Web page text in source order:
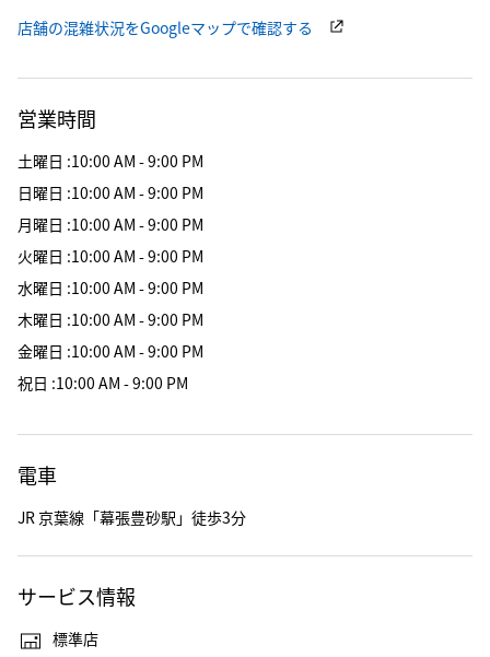
店舗の混雑状況をGoogleマップで確認する
営業時間
土曜日 :10:00 AM - 9:00 PM
日曜日 :10:00 AM - 9:00 PM
月曜日 :10:00 AM - 9:00 PM
火曜日 :10:00 AM - 9:00 PM
水曜日 :10:00 AM - 9:00 PM
木曜日 :10:00 AM - 9:00 PM
金曜日 :10:00 AM - 9:00 PM
祝日 :10:00 AM - 9:00 PM
電車
JR 京葉線「幕張豊砂駅」徒歩3分
サービス情報
標準店